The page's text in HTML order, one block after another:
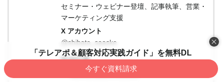
セミナー・ウェビナー登壇、記事執筆、営業・
マーケティング支援
X アカウント
@shibata_saaske
取材記事
BOXIL SaaS マガジン
「テレアポ＆顧客対応実践ガイド」を無料DL
今すぐ資料請求